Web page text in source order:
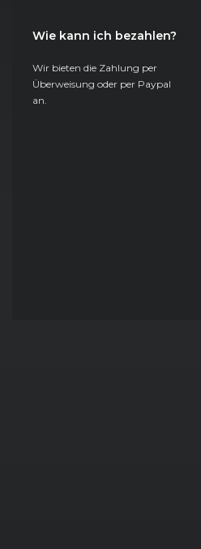
Wie kann ich bezahlen?
Wir bieten die Zahlung per
Überweisung oder per Paypal
an.